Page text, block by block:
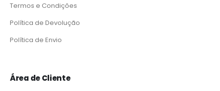
Termos e Condições
Política de Devolução
Política de Envio
Área de Cliente